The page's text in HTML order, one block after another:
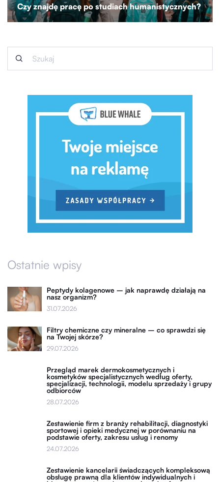
Czy znajdę pracę po studiach humanistycznych?
Ostatnie wpisy
Peptydy kolagenowe – jak naprawdę działają na
nasz organizm?
31.07.2026
Filtry chemiczne czy mineralne – co sprawdzi się
na Twojej skórze?
29.07.2026
Przegląd marek dermokosmetycznych i
kosmetyków specjalistycznych według oferty,
specjalizacji, technologii, modelu sprzedaży i grupy
odbiorców
28.07.2026
Zestawienie firm z branży rehabilitacji, diagnostyki
sportowej i opieki medycznej w porównaniu na
podstawie oferty, zakresu usług i renomy
24.07.2026
Zestawienie kancelarii świadczących kompleksową
obsługę prawną dla klientów indywidualnych i